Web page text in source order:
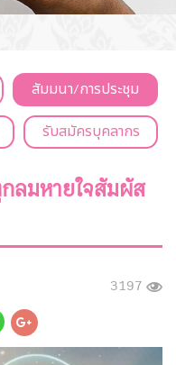
สัมมนา/การประชุม
รับสมัครบุคลากร
ลมหายใจสัมผัส
3197